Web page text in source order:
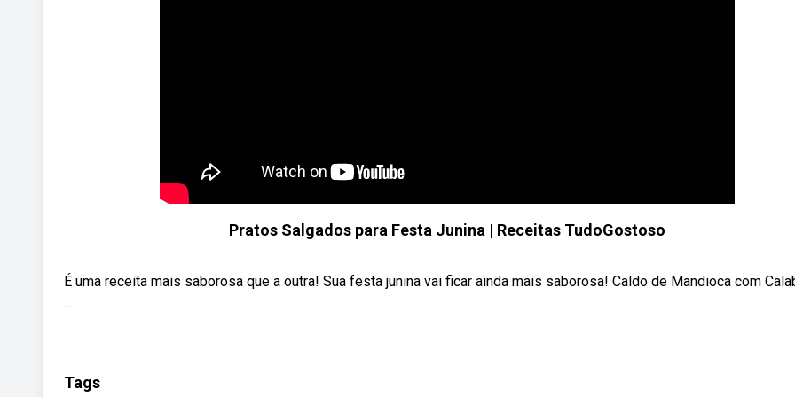
Pratos Salgados para Festa Junina | Receitas TudoGostoso
É uma receita mais saborosa que a outra! Sua festa junina vai ficar ainda mais saborosa! Caldo de Mandioca com
...
Tags